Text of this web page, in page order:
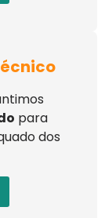
para
dos